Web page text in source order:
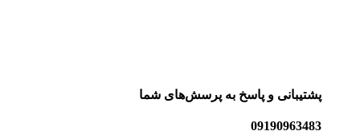
پشتیبانی و پاسخ به پرسش‌های شما
09190963483